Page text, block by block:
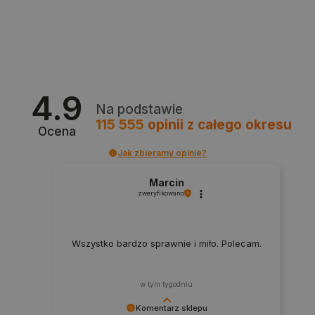
4.9
Ocena
Na podstawie
115 555 opinii z całego okresu
Jak zbieramy opinie?
Komentarz sklepu
Marcin
zweryfikowano
Wszystko bardzo sprawnie i miło. Polecam.
w tym tygodniu
VISITOR_PRIVACY_METADATA